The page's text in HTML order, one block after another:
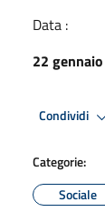
Data :
22
Condividi
Categorie:
Sociale